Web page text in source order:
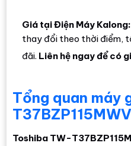
Giá tại Điện Máy Kalong:
thay đổi theo thời điểm,
đãi. Liên hệ ngay để có
Tổng quan máy
Toshiba TW-